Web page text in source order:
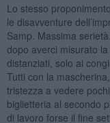
Lo stesso
le disavventure
Samp. Massima
dopo averci misurato
distanziati, solo ai
Tutti con la
tristezza a vedere
biglietteria al secondo
di lavoro forse il fine